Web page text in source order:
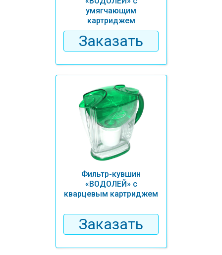
умягчающим
картриджем
Заказать
Фильтр-кувшин
«ВОДОЛЕЙ» с
кварцевым картриджем
Заказать